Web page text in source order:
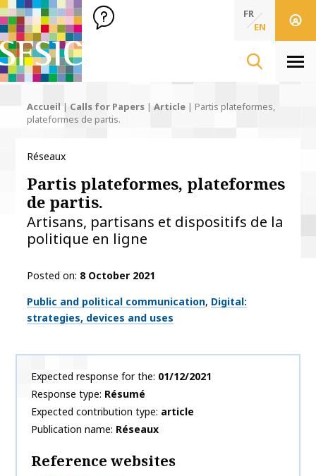
SFSIC Société Française des Sciences de l'Information & de
Société Française des Sciences de
FR
EN
Accueil | Calls for Papers | Article | Partis plateformes,
plateformes de partis.
Réseaux
Partis plateformes, plateformes
de partis.
Artisans, partisans et dispositifs de la
politique en ligne
Posted on 8 October 2021
Thématiques
Public and political communication Digital:
strategies, devices and uses
Expected response for the 01/12/2021
Response type Résumé
Expected contribution type article
Publication name Réseaux
Reference websites